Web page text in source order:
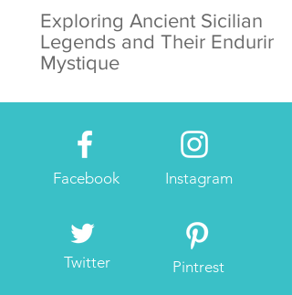
Exploring Ancient Sicilian
Legends and Their Enduring
Mystique
Facebook Instagram
Pintrest
Twitter